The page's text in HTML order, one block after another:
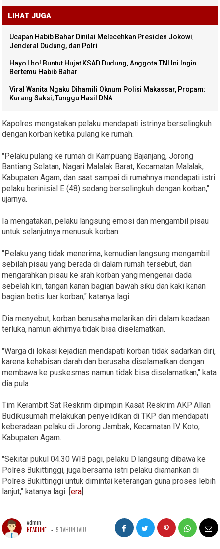
LIHAT JUGA
Ucapan Habib Bahar Dinilai Melecehkan Presiden Jokowi,
Jenderal Dudung, dan Polri
Hayo Lho! Buntut Hujat KSAD Dudung, Anggota TNI Ini Ingin
Bertemu Habib Bahar
Viral Wanita Ngaku Dihamili Oknum Polisi Makassar, Propam:
Kurang Saksi, Tunggu Hasil DNA
Kapolres mengatakan pelaku mendapati istrinya berselingkuh
dengan korban ketika pulang ke rumah.
"Pelaku pulang ke rumah di Kampuang Bajanjang, Jorong
Bantiang Selatan, Nagari Malalak Barat, Kecamatan Malalak,
Kabupaten Agam, dan saat sampai di rumahnya mendapati istri
pelaku berinisial E (48) sedang berselingkuh dengan korban,"
ujarnya.
Ia mengatakan, pelaku langsung emosi dan mengambil pisau
untuk selanjutnya menusuk korban.
"Pelaku yang tidak menerima, kemudian langsung mengambil
sebilah pisau yang berada di dalam rumah tersebut, dan
mengarahkan pisau ke arah korban yang mengenai dada
sebelah kiri, tangan kanan bagian bawah siku dan kaki kanan
bagian betis luar korban," katanya lagi.
Dia menyebut, korban berusaha melarikan diri dalam keadaan
terluka, namun akhirnya tidak bisa diselamatkan.
"Warga di lokasi kejadian mendapati korban tidak sadarkan diri,
karena kehabisan darah dan berusaha diselamatkan dengan
membawa ke puskesmas namun tidak bisa diselamatkan," kata
dia pula.
Tim Kerambit Sat Reskrim dipimpin Kasat Reskrim AKP Allan
Budikusumah melakukan penyelidikan di TKP dan mendapati
keberadaan pelaku di Jorong Jambak, Kecamatan IV Koto,
Kabupaten Agam.
"Sekitar pukul 04.30 WIB pagi, pelaku D langsung dibawa ke
Polres Bukittinggi, juga bersama istri pelaku diamankan di
Polres Bukittinggi untuk dimintai keterangan guna proses lebih
lanjut," katanya lagi. [era
Admin
HEADLINE - 5 TAHUN LALU